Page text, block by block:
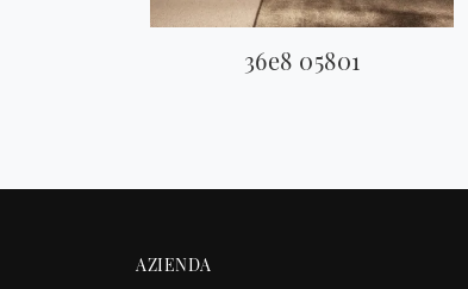
36e8 05801
AZIENDA